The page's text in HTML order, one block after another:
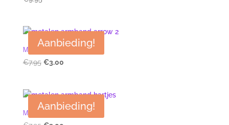
Aanbieding!
Metalen armband arrow 2
€7.95 Oorspronkelijke
€7.95.
€3.00Huidige
€3.00.
Aanbieding!
Metalen armband two hearts